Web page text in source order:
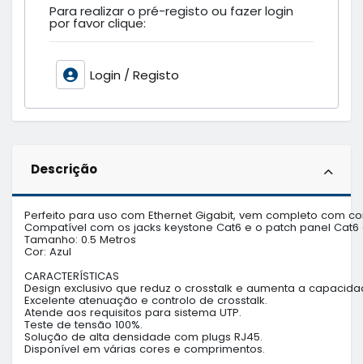
Para realizar o pré-registo ou fazer login
por favor clique:
Login / Registo
Descrição
Perfeito para uso com Ethernet Gigabit, vem completo com
Compatível com os jacks keystone Cat6 e o patch panel
Tamanho: 0.5 Metros
Cor: Azul
CARACTERÍSTICAS
Design exclusivo que reduz o crosstalk e aumenta a
Excelente atenuação e controlo de crosstalk.
Atende aos requisitos para sistema UTP.
Teste de tensão 100%.
Solução de alta densidade com plugs RJ45.
Disponível em várias cores e comprimentos.